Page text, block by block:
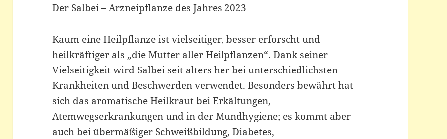
Der Salbei – Arzneipflanze des Jahres 2023
Kaum eine Heilpflanze ist vielseitiger, besser erforscht und
heilkräftiger als „die Mutter aller Heilpflanzen“. Dank seiner
Vielseitigkeit wird Salbei seit alters her bei unterschiedlichsten
Krankheiten und Beschwerden verwendet. Besonders bewährt hat
sich das aromatische Heilkraut bei Erkältungen,
Atemwegserkrankungen und in der Mundhygiene; es kommt aber
auch bei übermäßiger Schweißbildung, Diabetes,